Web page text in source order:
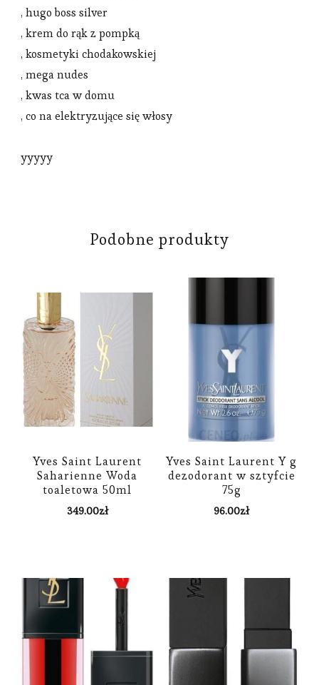
, hugo boss silver
, krem do rąk z pompką
, kosmetyki chodakowskiej
, mega nudes
, kwas tca w domu
, co na elektryzujące się włosy
yyyyy
Podobne produkty
Yves Saint Laurent
Saharienne Woda
toaletowa 50ml
349.00zł
Yves Saint Laurent Y g
dezodorant w sztyfcie
75g
96.00zł